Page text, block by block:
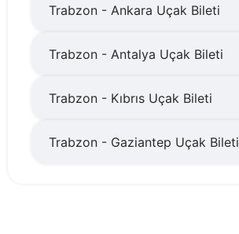
Trabzon - Ankara Uçak Bileti
Trabzon - Antalya Uçak Bileti
Trabzon - Kıbrıs Uçak Bileti
Trabzon - Gaziantep Uçak Bileti